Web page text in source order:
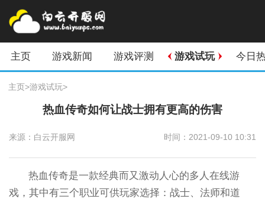
主页 游戏新闻 游戏评测 游戏试玩 今日
主页>游戏试玩>
热血传奇如何让战士拥有更高的伤害
来源：白云开服网 时间：2021-09-10 10:31
热血传奇是一款经典而又激动人心的多人在线游
戏，其中有三个职业可供玩家选择：战士、法师和道